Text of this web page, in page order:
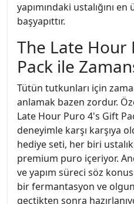
yapımındaki ustalığını
başyapıttır.
The Late Hour
Pack ile
Tütün tutkunları için
anlamak bazen zordur.
Late Hour Puro 4's Gift
deneyimle karşı karşıya
hediye seti, her biri
premium puro içeriyor.
ve yapım süreci söz
bir fermantasyon ve
geçtikten sonra